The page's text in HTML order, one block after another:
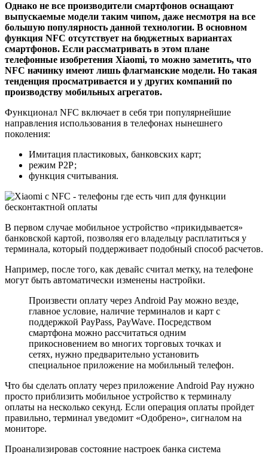
Однако не все производители смартфонов оснащают
выпускаемые модели таким чипом, даже несмотря на все
большую популярность данной технологии. В основном
функция NFC отсутствует на бюджетных вариантах
смартфонов. Если рассматривать в этом плане
телефонные изобретения Xiaomi, то можно заметить, что
NFC начинку имеют лишь флагманские модели. Но такая
тенденция просматривается и у других компаний по
производству мобильных агрегатов.
Функционал NFC включает в себя три популярнейшие
направления использования в телефонах нынешнего
поколения:
Имитация пластиковых, банковских карт;
режим Р2Р;
функция считывания.
В первом случае мобильное устройство «прикидывается»
банковской картой, позволяя его владельцу расплатиться у
терминала, который поддерживает подобный способ расчетов.
Например, после того, как девайс считал метку, на телефоне
могут быть автоматически изменены настройки.
Произвести оплату через Android Pay можно везде,
главное условие, наличие терминалов и карт с
поддержкой PayPass, PayWave. Посредством
смартфона можно рассчитаться одним
прикосновением во многих торговых точках и
сетях, нужно предварительно установить
специальное приложение на мобильный телефон.
Что бы сделать оплату через приложение Android Pay нужно
просто приблизить мобильное устройство к терминалу
оплаты на несколько секунд. Если операция оплаты пройдет
правильно, терминал уведомит «Одобрено», сигналом на
мониторе.
Проанализировав состояние настроек банка система